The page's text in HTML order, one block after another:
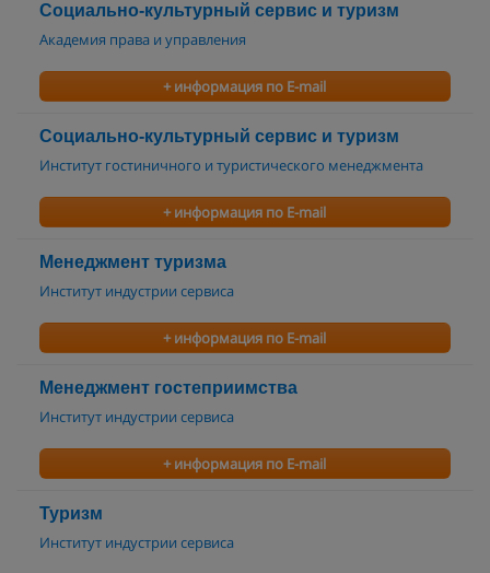
Социально-культурный сервис и туризм
Академия права и управления
+ информация по E-mail
Социально-культурный сервис и туризм
Институт гостиничного и туристического менеджмента
+ информация по E-mail
Менеджмент туризма
Институт индустрии сервиса
+ информация по E-mail
Менеджмент гостеприимства
Институт индустрии сервиса
+ информация по E-mail
Туризм
Институт индустрии сервиса